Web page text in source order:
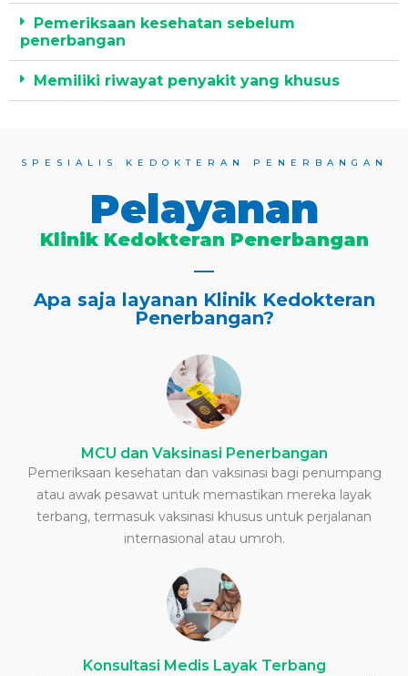
Pemeriksaan kesehatan sebelum
penerbangan
Memiliki riwayat penyakit yang khusus
SPESIALIS KEDOKTERAN PENERBANGAN
Pelayanan
Klinik Kedokteran Penerbangan
Apa saja layanan Klinik Kedokteran
Penerbangan?
MCU dan Vaksinasi Penerbangan
Pemeriksaan kesehatan dan vaksinasi bagi penumpang
atau awak pesawat untuk memastikan mereka layak
terbang, termasuk vaksinasi khusus untuk perjalanan
internasional atau umroh.
Konsultasi Medis Layak Terbang